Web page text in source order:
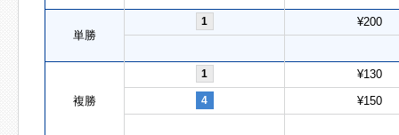
単勝
1 ¥200
複勝
1 ¥130
4 ¥150